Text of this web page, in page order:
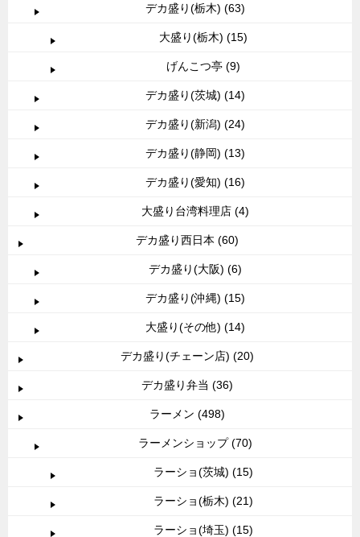
デカ盛り(栃木) (63)
大盛り(栃木) (15)
げんこつ亭 (9)
デカ盛り(茨城) (14)
デカ盛り(新潟) (24)
デカ盛り(静岡) (13)
デカ盛り(愛知) (16)
大盛り台湾料理店 (4)
デカ盛り西日本 (60)
デカ盛り(大阪) (6)
デカ盛り(沖縄) (15)
大盛り(その他) (14)
デカ盛り(チェーン店) (20)
デカ盛り弁当 (36)
ラーメン (498)
ラーメンショップ (70)
ラーショ(茨城) (15)
ラーショ(栃木) (21)
ラーショ(埼玉) (15)